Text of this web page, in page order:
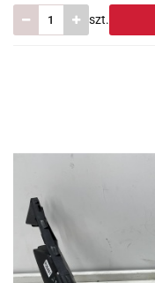
szt.